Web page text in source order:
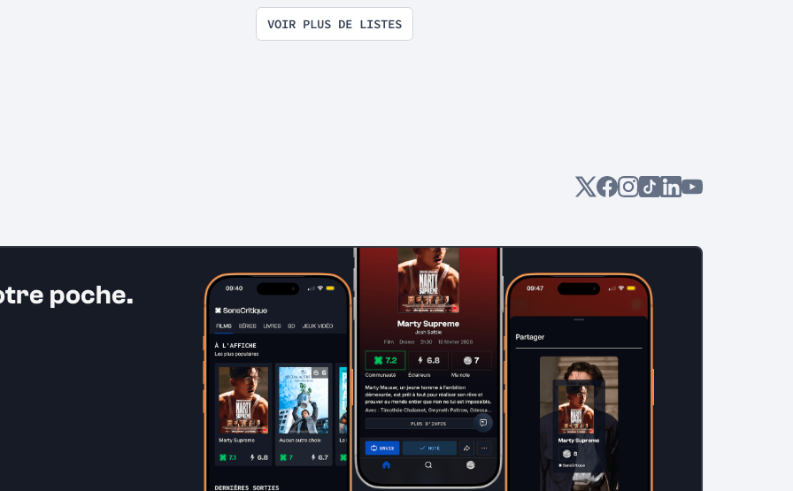
(Liste participative)
VOIR PLUS DE LISTES
poche.